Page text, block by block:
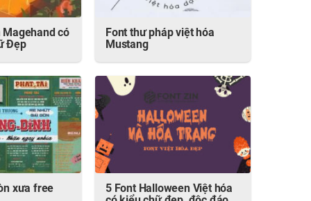
Magehand có
Đẹp
Font thư pháp việt hóa
Mustang
xưa free
5 Font Halloween Việt hóa